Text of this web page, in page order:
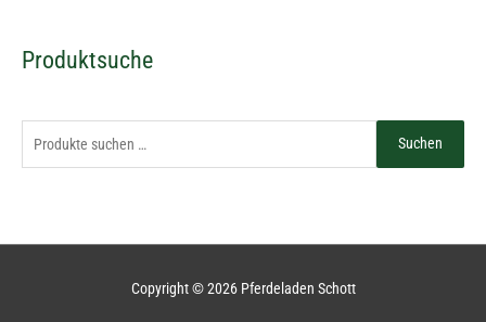
Produktsuche
Suchen
Suchen
Copyright © 2026 Pferdeladen Schott